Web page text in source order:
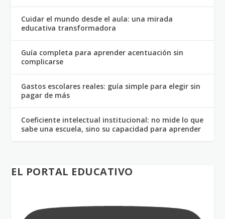
Cuidar el mundo desde el aula: una mirada
educativa transformadora
Guía completa para aprender acentuación sin
complicarse
Gastos escolares reales: guía simple para elegir sin
pagar de más
Coeficiente intelectual institucional: no mide lo que
sabe una escuela, sino su capacidad para aprender
EL PORTAL EDUCATIVO